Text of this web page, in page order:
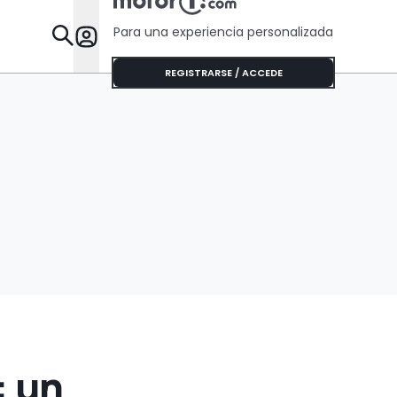
Para una experiencia personalizada
REGISTRARSE / ACCEDE
un